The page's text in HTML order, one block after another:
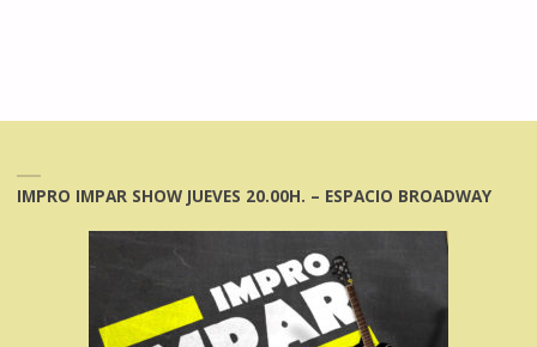
IMPRO IMPAR SHOW JUEVES 20.00H. – ESPACIO BROADWAY